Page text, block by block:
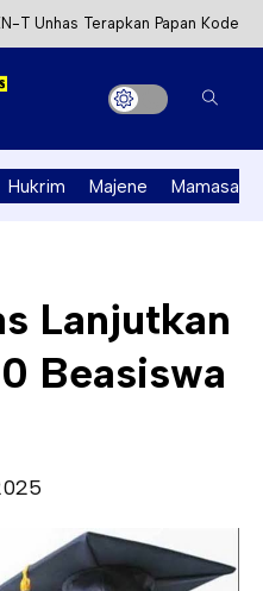
T Unhas Terapkan Papan Kode
Lawere Desa Lotang Salo
SPBU Tapalang
Lagi Kabur ke Kalimantan
melalui Aplikasi SAPO
Absen, APPK Mamuju
Kasus Tambang Emas Ilegal
Hukrim Majene Mamasa
Lanjutkan
Beasiswa